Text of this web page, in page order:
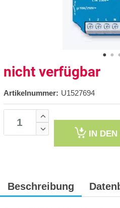
nicht verfügbar
Artikelnummer: U1527694
IN DEN
Beschreibung